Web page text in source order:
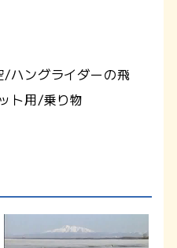
ハングライダーの飛
ト用/乗り物